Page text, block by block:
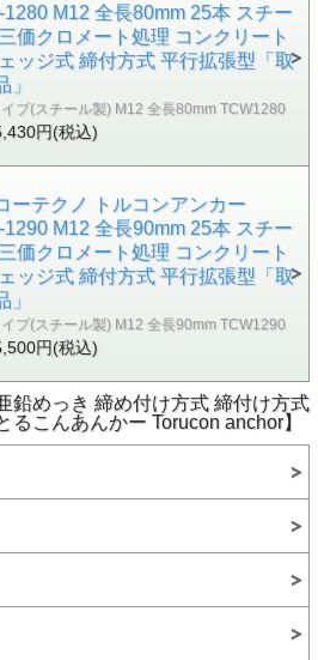
M12 全長80mm 25本 スチー
価クロメート処理 コンクリート
ッジ式 締付方式 平行拡張型「取
」
プ(スチール製) M12 全長80mm TCW1280
円(税込)
ーテクノ トルコンアンカー
M12 全長90mm 25本 スチー
価クロメート処理 コンクリート
ッジ式 締付方式 平行拡張型「取
」
プ(スチール製) M12 全長90mm TCW1290
円(税込)
鉛めっき 締め付け方式 締付け方式
こんあんかー Torucon anchor】